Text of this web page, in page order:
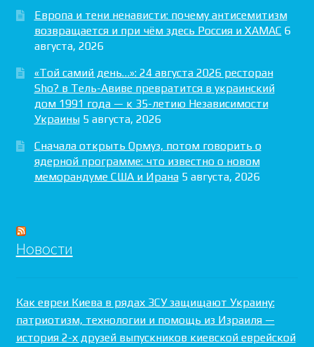
Европа и тени ненависти: почему антисемитизм
возвращается и при чём здесь Россия и ХАМАС 6
августа, 2026
«Той самий день…»: 24 августа 2026 ресторан
Sho? в Тель-Авиве превратится в украинский
дом 1991 года — к 35-летию Независимости
Украины 5 августа, 2026
Сначала открыть Ормуз, потом говорить о
ядерной программе: что известно о новом
меморандуме США и Ирана 5 августа, 2026
Новости
Как евреи Киева в рядах ЗСУ защищают Украину:
патриотизм, технологии и помощь из Израиля —
история 2-х друзей выпускников киевской еврейской